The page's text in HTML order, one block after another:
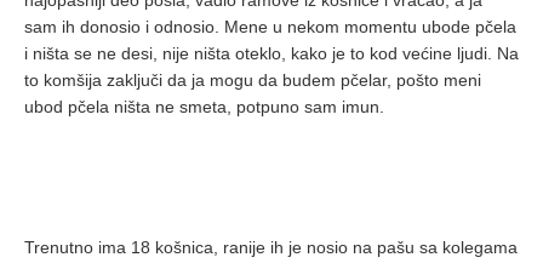
sam ih donosio i odnosio. Mene u nekom momentu ubode pčela
i ništa se ne desi, nije ništa oteklo, kako je to kod većine ljudi. Na
to komšija zaključi da ja mogu da budem pčelar, pošto meni
ubod pčela ništa ne smeta, potpuno sam imun.
Trenutno ima 18 košnica, ranije ih je nosio na pašu sa kolegama